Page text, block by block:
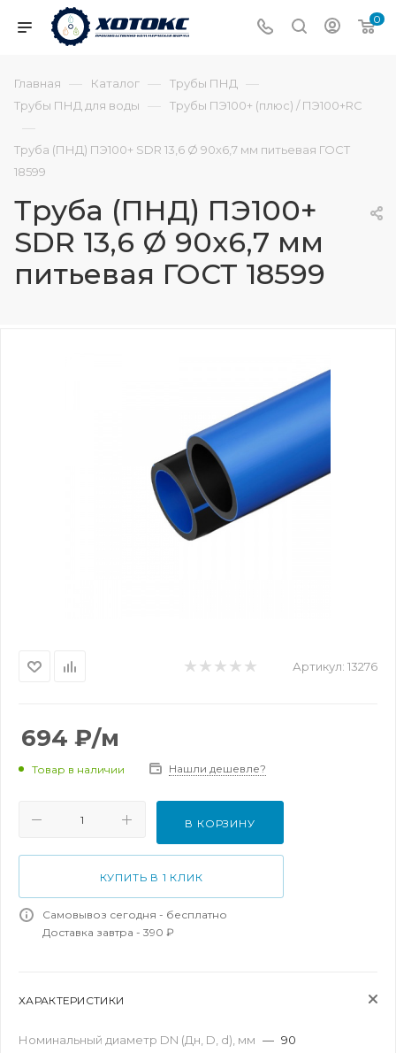
0
Главная — Каталог — Трубы ПНД —
Трубы ПНД для воды — Трубы ПЭ100+ (плюс) / ПЭ100+RC
—
Труба (ПНД) ПЭ100+ SDR 13,6 Ø 90х6,7 мм питьевая ГОСТ
18599
Труба (ПНД) ПЭ100+
SDR 13,6 Ø 90х6,7 мм
питьевая ГОСТ 18599
Артикул: 13276
694 ₽/м
Товар в наличии Нашли дешевле?
В КОРЗИНУ
КУПИТЬ В 1 КЛИК
Самовывоз сегодня - бесплатно
Доставка завтра - 390 ₽
ХАРАКТЕРИСТИКИ
Номинальный диаметр DN (Дн, D, d), мм — 90